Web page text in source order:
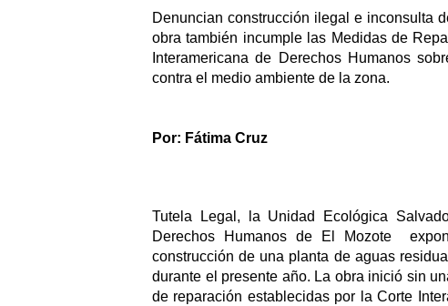
Denuncian construcción ilegal e inconsulta
obra también incumple las Medidas de
Interamericana de Derechos Humanos
contra el medio ambiente de la zona.
Por: Fátima Cruz
Tutela Legal, la Unidad Ecológica
Derechos Humanos de El Mozote
construcción de una planta de aguas
durante el presente año. La obra inició sin
de reparación establecidas por la Corte